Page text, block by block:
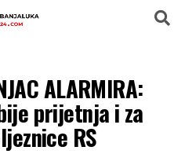
ALARMIRA:
prijetnja i za
RS